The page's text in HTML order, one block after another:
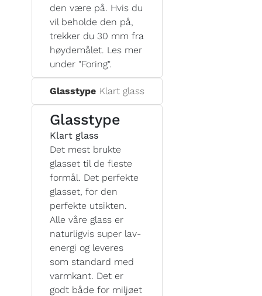
den være på. Hvis du
vil beholde den på,
trekker du 30 mm fra
høydemålet. Les mer
under "Foring".
Glasstype Klart glass
Glasstype
Klart glass
Det mest brukte
glasset til de fleste
formål. Det perfekte
glasset, for den
perfekte utsikten.
Alle våre glass er
naturligvis super lav-
energi og leveres
som standard med
varmkant. Det er
godt både for miljøet